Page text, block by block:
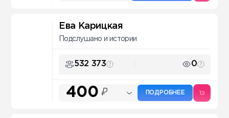
Ева Карицкая
Подслушано и истории
532 373 0
400 ₽ ПОДРОБНЕЕ